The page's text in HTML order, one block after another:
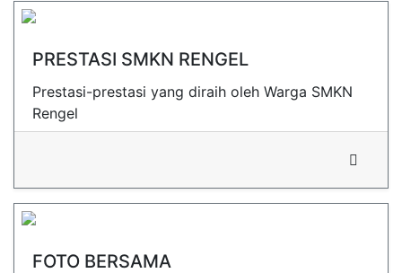
PRESTASI SMKN RENGEL
Prestasi-prestasi yang diraih oleh Warga SMKN
Rengel
FOTO BERSAMA